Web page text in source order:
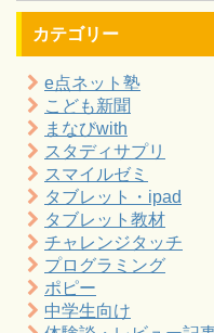
カテゴリー
e点ネット塾
こども新聞
まなびwith
スタディサプリ
スマイルゼミ
タブレット・ipad
タブレット教材
チャレンジタッチ
プログラミング
ポピー
中学生向け